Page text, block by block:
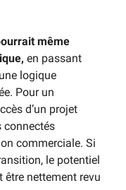
même
en passant
logique
Pour un
d’un projet
connectés
commerciale. Si
le potentiel
nettement revu